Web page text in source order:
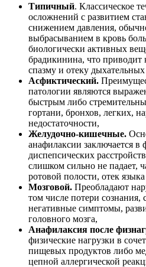
Типичный. Классическое
осложнений с развитием
снижением давления,
выбрасыванием в кровь
биологически активных
брадикинина, что приводит
спазму и отеку
Асфиктический.
патологии являются
быстрым либо
гортани, бронхов, легких,
недостаточности,
Желудочно-кишечные.
анафилаксии заключается
диспепсических
слишком сильно не падает,
ротовой полости, отек
Мозговой. Преобладают
том числе потери сознания,
негативные симптомы,
головного мозга,
Анафилаксия после
физические нагрузки в
пищевых продуктов либо
цепной аллергической